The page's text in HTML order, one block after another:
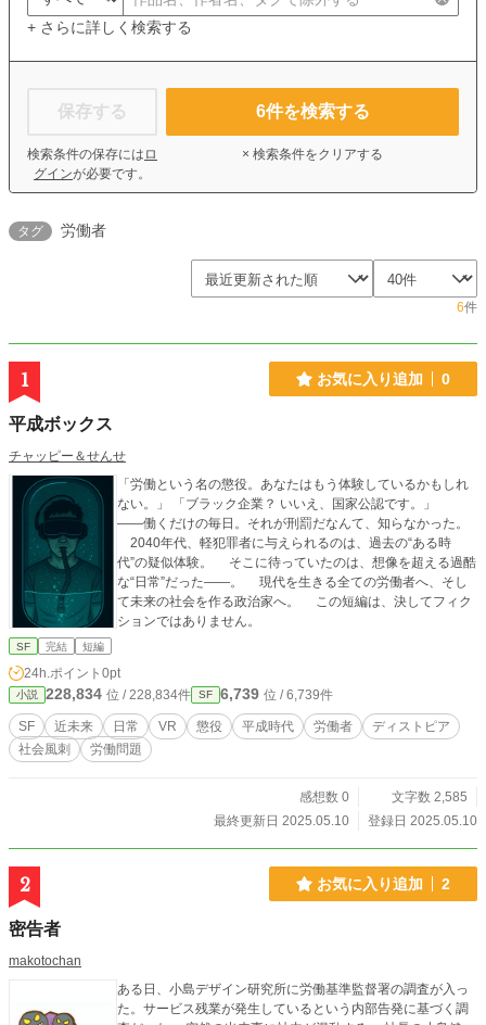
+ さらに詳しく検索する
保存する
検索条件の保存には ロ
グインが必要です。
6件を検索する
× 検索条件をクリアする
タグ 労働者
6件
1 お気に入り追加 0
平成ボックス
チャッピー＆せんせ
「労働という名の懲役。あなたはもう体験しているかもしれ
ない。」 「ブラック企業？ いいえ、国家公認です。」
——働くだけの毎日。それが刑罰だなんて、知らなかった。
2040年代、軽犯罪者に与えられるのは、過去の“ある時
代”の疑似体験。 そこに待っていたのは、想像を超える過酷
な“日常”だった——。 現代を生きる全ての労働者へ、そし
て未来の社会を作る政治家へ。 この短編は、決してフィク
ションではありません。
SF 完結 短編
24h.ポイント 0pt
小説 228,834 位 / 228,834件 SF 6,739 位 / 6,739件
SF 近未来 日常 VR 懲役 平成時代 労働者
ディストピア
社会風刺
労働問題
感想数 0
文字数 2,585
最終更新日 2025.05.10
登録日 2025.05.10
2 お気に入り追加 2
密告者
makotochan
ある日、小島デザイン研究所に労働基準監督署の調査が入っ
た。サービス残業が発生しているという内部告発に基づく調